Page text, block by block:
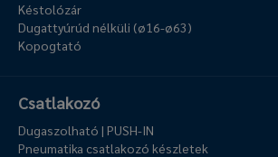
Késtolózár
Dugattyúrúd nélküli (ø16-ø63)
Kopogtató
Csatlakozó
Dugaszolható | PUSH-IN
Pneumatika csatlakozó készletek